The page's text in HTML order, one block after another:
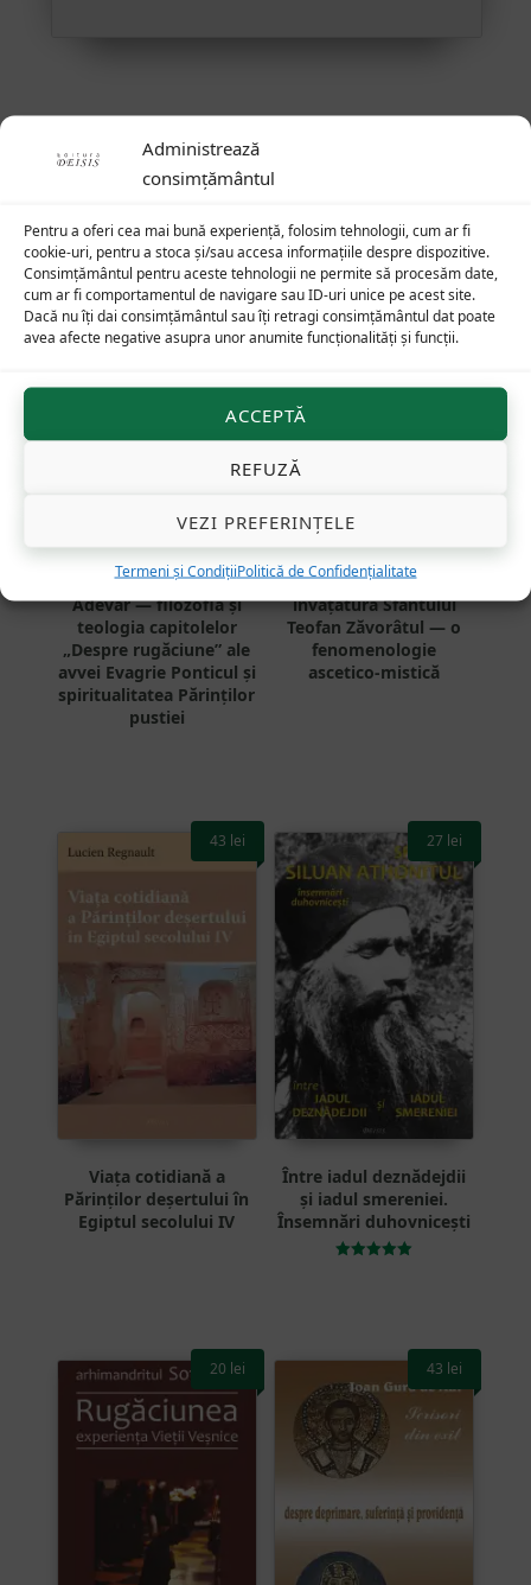
Administrează
consimțământul
Pentru a oferi cea mai bună experiență, folosim tehnologii, cum ar fi
cookie-uri, pentru a stoca și/sau accesa informațiile despre dispozitive.
Consimțământul pentru aceste tehnologii ne permite să procesăm date,
cum ar fi comportamentul de navigare sau ID-uri unice pe acest site.
Dacă nu îți dai consimțământul sau îți retragi consimțământul dat poate
avea afecte negative asupra unor anumite funcționalități și funcții.
ACCEPTĂ
REFUZĂ
VEZI PREFERINȚELE
Termeni și CondițiiPolitică de Confidențialitate
Produse similare
Rugăciunea în Duh și
Adevăr — filozofia și
teologia capitolelor
„Despre rugăciune” ale
avvei Evagrie Ponticul și
spiritualitatea Părinților
pustiei
64lei
Inima și Duhul în
învățătura Sfântului
Teofan Zăvorâtul — o
fenomenologie
ascetico-mistică
43lei
Viața cotidiană a
Părinților deșertului în
Egiptul secolului IV
43 lei
Între iadul deznădejdii
și iadul smereniei.
Însemnări duhovnicești
27 lei
20 lei 43 lei